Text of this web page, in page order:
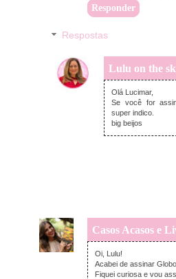
Responder
Respostas
Lulu on the
Olá Lucimar,
Se você for
super indico.
big beijos
Casos Acasos e
Oi, Lulu!
Acabei de assinar
Fiquei curiosa e vou